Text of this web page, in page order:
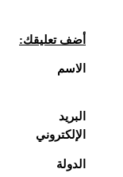
أضف تعليقك:
الاسم
البريد
الإلكتروني
الدولة